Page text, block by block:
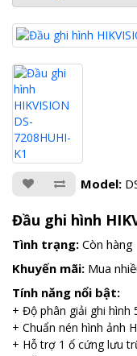
Model:
Đầu ghi hình
Tình trạng: Còn hàng
Khuyến mãi: Mua
Tính năng nổi bật:
+ Độ phân giải ghi hình
+ Chuẩn nén hình ảnh
+ Hỗ trợ 1 ổ cứng lưu